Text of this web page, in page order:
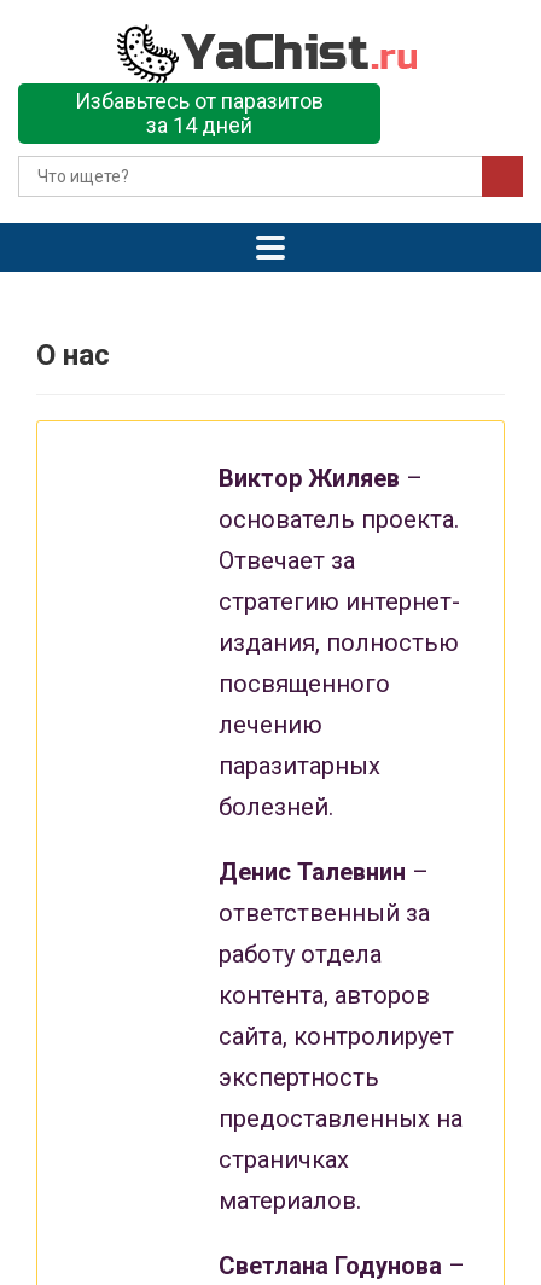
Избавьтесь от паразитов
за 14 дней
О нас
Виктор Жиляев –
основатель проекта.
Отвечает за
стратегию интернет-
издания, полностью
посвященного
лечению
паразитарных
болезней.
Денис Талевнин –
ответственный за
работу отдела
контента, авторов
сайта, контролирует
экспертность
предоставленных на
страничках
материалов.
Светлана Годунова –